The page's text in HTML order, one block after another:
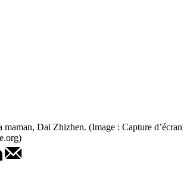
maman, Dai Zhizhen. (Image : Capture d’écran